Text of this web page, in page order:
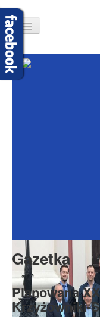
Przełącz
nawigację
Start
O nas
Rada Seniorów
Gazetka
Planowana
Krzyżowniki-